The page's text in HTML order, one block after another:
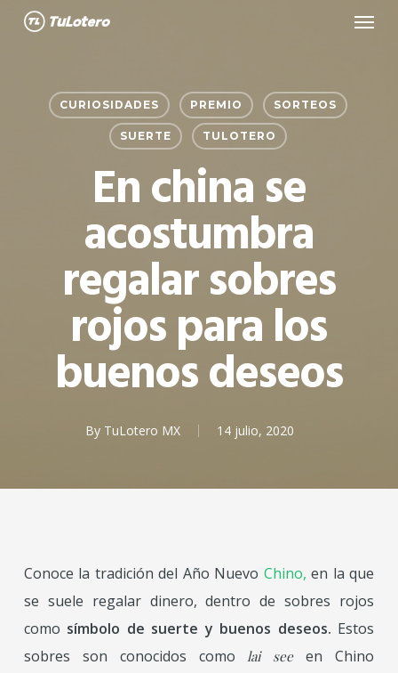
Skip
content
Menu
CURIOSIDADES PREMIO SORTEOS
SUERTE TULOTERO
En china se
acostumbra
regalar sobres
rojos para los
buenos deseos
By TuLotero MX 14 julio, 2020
Conoce la tradición del Año Nuevo Chino, en la que
se suele regalar dinero, dentro de sobres rojos
como símbolo de suerte y buenos deseos. Estos
sobres son conocidos comolai seeen Chino